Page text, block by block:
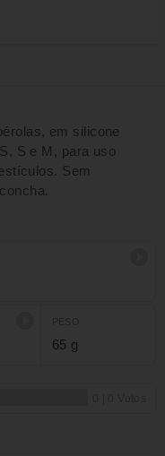
em silicone
S e M, para uso
Sem
65 g